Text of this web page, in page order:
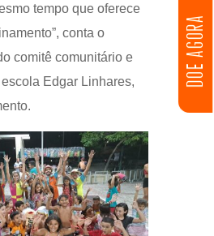
DOE AGORA
tempo que oferece
conta o
comitê comunitário e
Edgar Linhares,